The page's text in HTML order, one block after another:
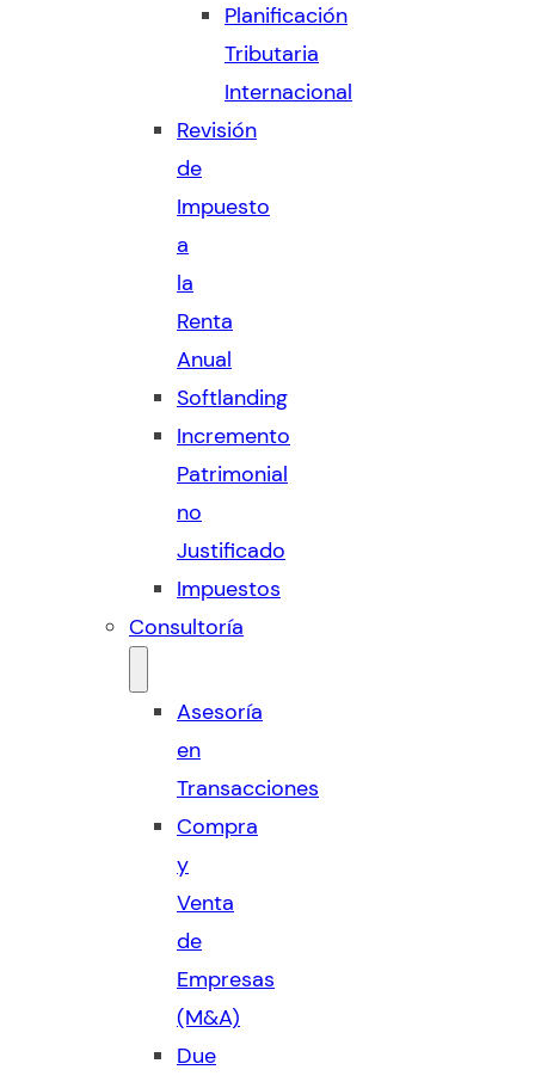
Planificación
Tributaria
Internacional
Revisión
de
Impuesto
a
la
Renta
Anual
Softlanding
Incremento
Patrimonial
no
Justificado
Impuestos
Consultoría
Asesoría
en
Transacciones
Compra
y
Venta
de
Empresas
(M&A)
Due